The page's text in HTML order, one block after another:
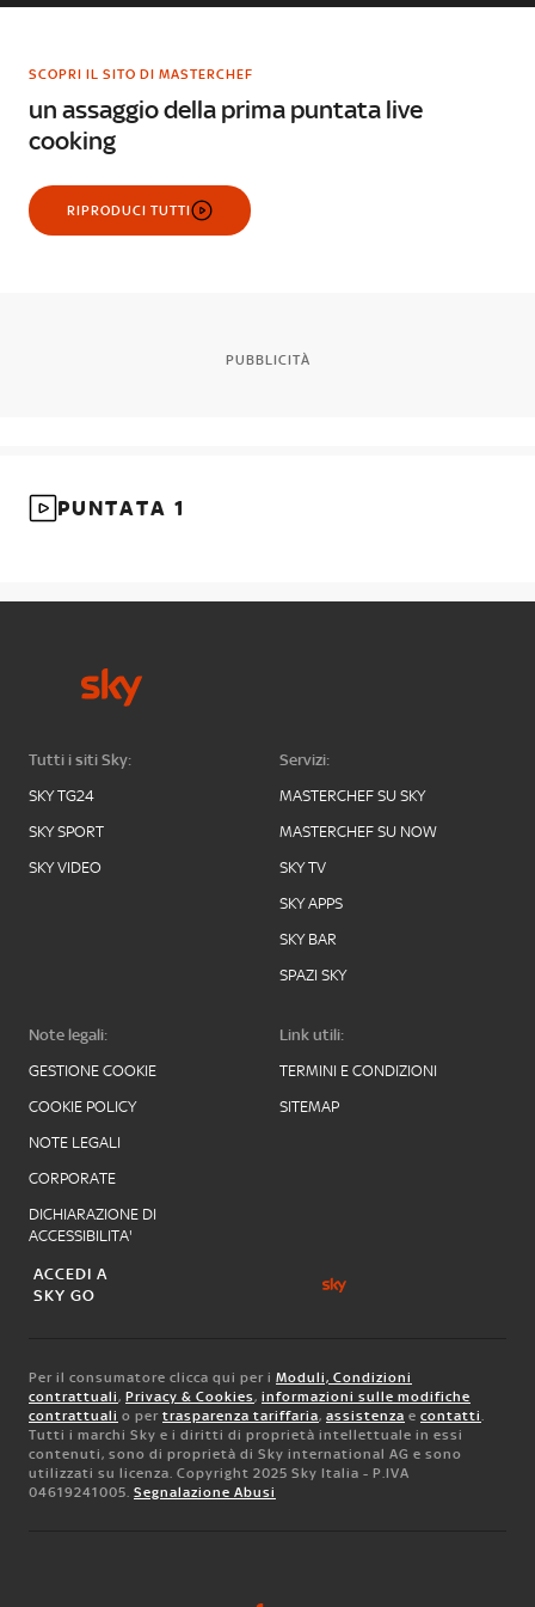
SCOPRI IL SITO DI MASTERCHEF
un assaggio della prima puntata live
cooking
RIPRODUCI TUTTI
PUBBLICITÀ
PUNTATA 1
Tutti i siti Sky:
SKY TG24
SKY SPORT
SKY VIDEO
Servizi:
MASTERCHEF SU SKY
MASTERCHEF SU NOW
SKY TV
SKY APPS
SKY BAR
SPAZI SKY
Note legali:
GESTIONE COOKIE
COOKIE POLICY
NOTE LEGALI
CORPORATE
DICHIARAZIONE DI
ACCESSIBILITA'
Link utili:
TERMINI E CONDIZIONI
SITEMAP
ACCEDI A
SKY GO
Per il consumatore clicca qui per i Moduli, Condizioni
contrattuali, Privacy & Cookies, informazioni sulle modifiche
contrattuali o per trasparenza tariffaria, assistenza e contatti.
Tutti i marchi Sky e i diritti di proprietà intellettuale in essi
contenuti, sono di proprietà di Sky international AG e sono
utilizzati su licenza. Copyright 2025 Sky Italia - P.IVA
04619241005. Segnalazione Abusi